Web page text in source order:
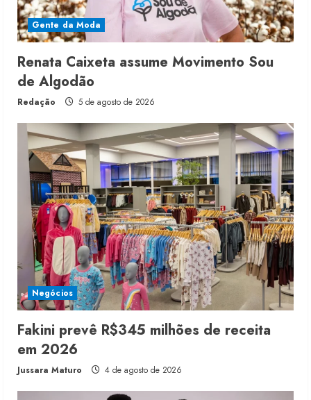
Gente da Moda
Renata Caixeta assume Movimento Sou
de Algodão
Redação 5 de agosto de 2026
Negócios
Fakini prevê R$345 milhões de receita
em 2026
Jussara Maturo 4 de agosto de 2026